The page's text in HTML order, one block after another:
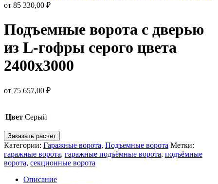
от 85 330,00 ₽
Подъемные ворота с дверью
из L-гофры серого цвета
2400х3000
от 75 657,00 ₽
Цвет Серый
Заказать расчет
Категории: Гаражные ворота, Подъемные ворота Метки:
гаражные ворота, гаражные подъёмные ворота, подъёмные
ворота, секционные ворота
Описание